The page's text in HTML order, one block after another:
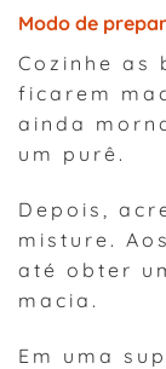
Modo de
Cozinhe as
ficarem
ainda
um purê.
Depois,
misture.
até obter
macia.
Em uma